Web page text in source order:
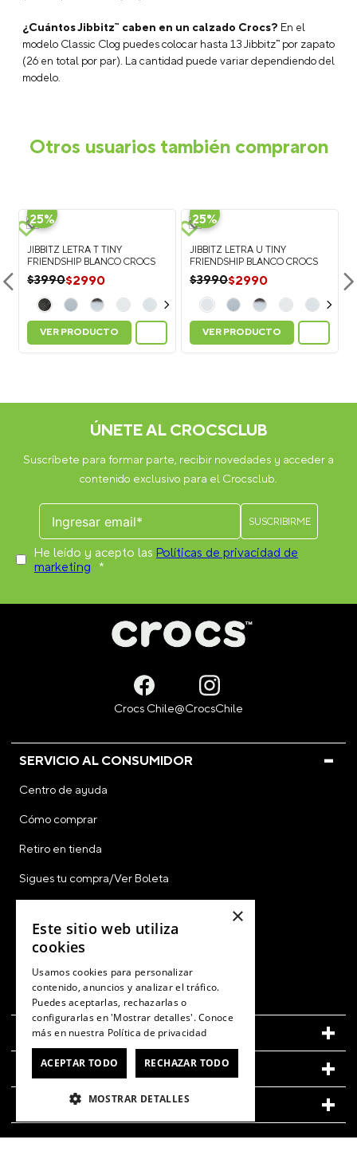
¿Cuántos Jibbitz™ caben en un calzado Crocs? En el
modelo Classic Clog puedes colocar hasta 13 Jibbitz™ por zapato
(26 en total por par). La cantidad puede variar dependiendo del
modelo.
Otros usuarios también compraron
-
25%
JIBBITZ LETRA T TINY
FRIENDSHIP BLANCO CROCS
$3990$2990
VER PRODUCTO
-
25%
JIBBITZ LETRA U TINY
FRIENDSHIP BLANCO CROCS
$3990$2990
VER PRODUCTO
ÚNETE AL CROCSCLUB
Suscríbete para formar parte, recibir novedades y acceder a
contenido exclusivo para el Crocsclub.
He leído y acepto las Políticas de privacidad de
marketing *
SERVICIO AL CONSUMIDOR
Centro de ayuda
Cómo comprar
Retiro en tienda
Sigues tu compra/Ver Boleta
CyberDay
CyberMonday
Ver Boleta / Ticket de Cambio
CUENTA
LEGAL
CONOCE MÁS DE CROCS
×
Este sitio web utiliza
cookies
Usamos cookies para personalizar
contenido, anuncios y analizar el tráfico.
Puedes aceptarlas, rechazarlas o
configurarlas en 'Mostrar detalles'. Conoce
más en nuestra Política de privacidad
ACEPTAR TODO RECHAZAR TODO
MOSTRAR DETALLES